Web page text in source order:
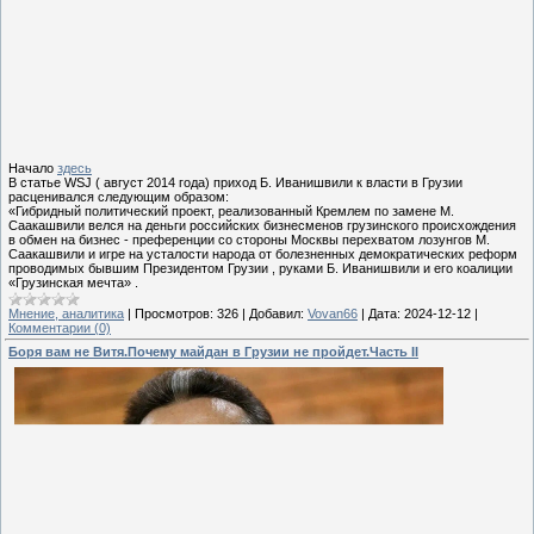
Начало здесь
В статье WSJ ( август 2014 года) приход Б. Иванишвили к власти в Грузии
расценивался следующим образом:
«Гибридный политический проект, реализованный Кремлем по замене М.
Саакашвили велся на деньги российских бизнесменов грузинского происхождения
в обмен на бизнес - преференции со стороны Москвы перехватом лозунгов М.
Саакашвили и игре на усталости народа от болезненных демократических реформ
проводимых бывшим Президентом Грузии , руками Б. Иванишвили и его коалиции
«Грузинская мечта» .
Мнение, аналитика | Просмотров: 326 | Добавил: Vovan66 | Дата: 2024-12-12 |
Комментарии (0)
Боря вам не Витя.Почему майдан в Грузии не пройдет.Часть II